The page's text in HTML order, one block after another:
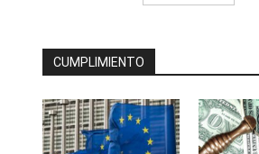
CUMPLIMIENTO